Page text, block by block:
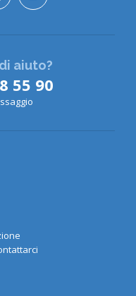
aiuto?
55 90